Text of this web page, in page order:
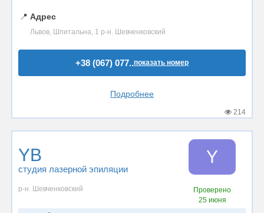
📍 Адрес
Львов, Шпитальна, 1 р-н. Шевченковский
+38 (067) 077..показать номер
Подробнее
214
YB
студия лазерной эпиляции
Y
р-н. Шевченковский
Проверено
25 июня